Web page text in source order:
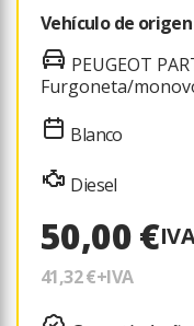
Vehículo de origen
PEUGEOT
Furgoneta/
Blanco
Diesel
50,00 €
41,32 €+IVA